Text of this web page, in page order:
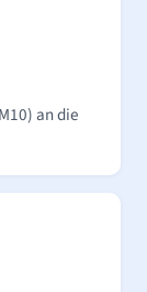
an die